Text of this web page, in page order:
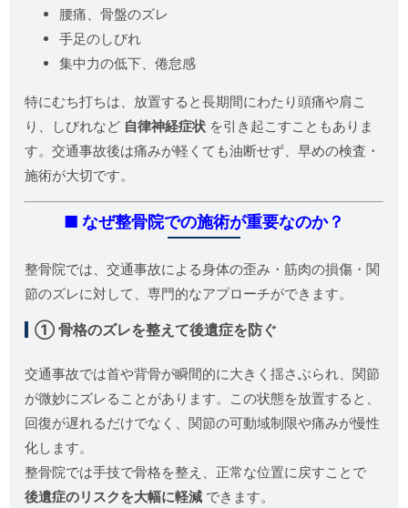
腰痛、骨盤のズレ
手足のしびれ
集中力の低下、倦怠感
特にむち打ちは、放置すると長期間にわたり頭痛や肩こ
り、しびれなど 自律神経症状 を引き起こすこともありま
す。交通事故後は痛みが軽くても油断せず、早めの検査・
施術が大切です。
■ なぜ整骨院での施術が重要なのか？
整骨院では、交通事故による身体の歪み・筋肉の損傷・関
節のズレに対して、専門的なアプローチができます。
① 骨格のズレを整えて後遺症を防ぐ
交通事故では首や背骨が瞬間的に大きく揺さぶられ、関節
が微妙にズレることがあります。この状態を放置すると、
回復が遅れるだけでなく、関節の可動域制限や痛みが慢性
化します。
整骨院では手技で骨格を整え、正常な位置に戻すことで
後遺症のリスクを大幅に軽減 できます。